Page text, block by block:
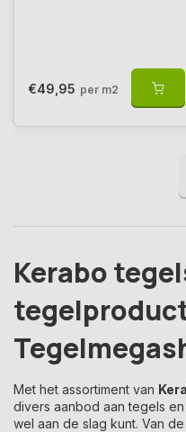
€49,95 per m2
Kerabo
Met het assortiment van
divers aanbod aan tegels
wel aan de slag kunt. Van